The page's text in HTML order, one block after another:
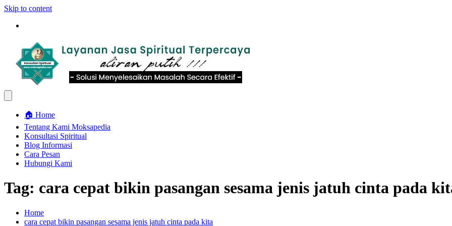
Skip to content
🏠 Home
Tentang Kami Moksapedia
Konsultasi Spiritual
Blog Informasi
Cara Pesan
Hubungi Kami
Tag: cara cepat bikin pasangan sesama jenis jatuh cinta pada
Home
cara cepat bikin pasangan sesama jenis jatuh cinta pada kita